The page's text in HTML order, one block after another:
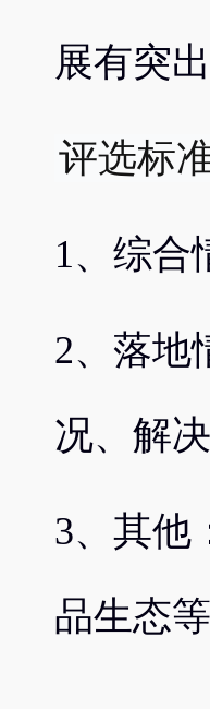
展有突
评选标
1、综合
2、落地
况、解
3、其他
品生态等